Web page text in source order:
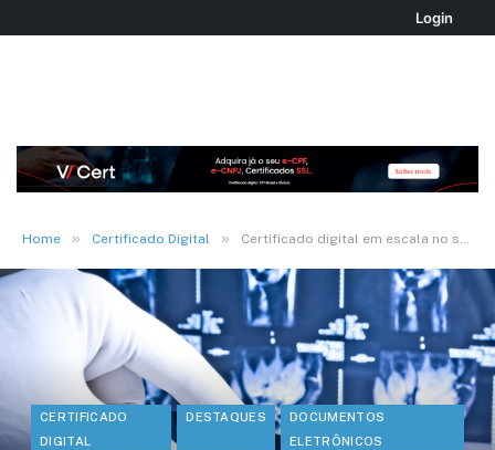
Login
Home » Certificado Digital » Certificado digital em escala no setor de Saúde – Paperless
CERTIFICADO
DIGITAL
DESTAQUES
DOCUMENTOS
ELETRÔNICOS